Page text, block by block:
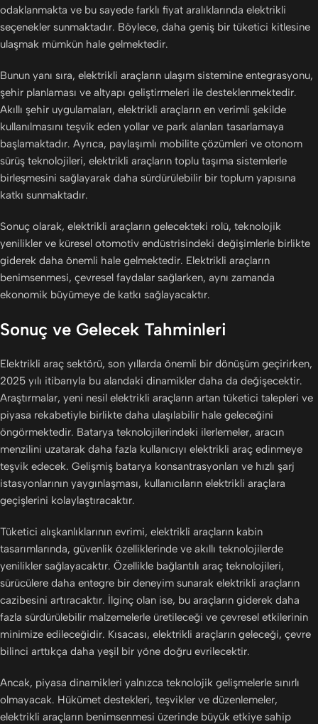
odaklanmakta ve bu sayede farklı fiyat aralıklarında elektrikli
seçenekler sunmaktadır. Böylece, daha geniş bir tüketici kitlesine
ulaşmak mümkün hale gelmektedir.
Bunun yanı sıra, elektrikli araçların ulaşım sistemine entegrasyonu,
şehir planlaması ve altyapı geliştirmeleri ile desteklenmektedir.
Akıllı şehir uygulamaları, elektrikli araçların en verimli şekilde
kullanılmasını teşvik eden yollar ve park alanları tasarlamaya
başlamaktadır. Ayrıca, paylaşımlı mobilite çözümleri ve otonom
sürüş teknolojileri, elektrikli araçların toplu taşıma sistemlerle
birleşmesini sağlayarak daha sürdürülebilir bir toplum yapısına
katkı sunmaktadır.
Sonuç olarak, elektrikli araçların gelecekteki rolü, teknolojik
yenilikler ve küresel otomotiv endüstrisindeki değişimlerle birlikte
giderek daha önemli hale gelmektedir. Elektrikli araçların
benimsenmesi, çevresel faydalar sağlarken, aynı zamanda
ekonomik büyümeye de katkı sağlayacaktır.
Sonuç ve Gelecek Tahminleri
Elektrikli araç sektörü, son yıllarda önemli bir dönüşüm geçirirken,
2025 yılı itibarıyla bu alandaki dinamikler daha da değişecektir.
Araştırmalar, yeni nesil elektrikli araçların artan tüketici talepleri ve
piyasa rekabetiyle birlikte daha ulaşılabilir hale geleceğini
öngörmektedir. Batarya teknolojilerindeki ilerlemeler, aracın
menzilini uzatarak daha fazla kullanıcıyı elektrikli araç edinmeye
teşvik edecek. Gelişmiş batarya konsantrasyonları ve hızlı şarj
istasyonlarının yaygınlaşması, kullanıcıların elektrikli araçlara
geçişlerini kolaylaştıracaktır.
Tüketici alışkanlıklarının evrimi, elektrikli araçların kabin
tasarımlarında, güvenlik özelliklerinde ve akıllı teknolojilerde
yenilikler sağlayacaktır. Özellikle bağlantılı araç teknolojileri,
sürücülere daha entegre bir deneyim sunarak elektrikli araçların
cazibesini artıracaktır. İlginç olan ise, bu araçların giderek daha
fazla sürdürülebilir malzemelerle üretileceği ve çevresel etkilerinin
minimize edileceğidir. Kısacası, elektrikli araçların geleceği, çevre
bilinci arttıkça daha yeşil bir yöne doğru evrilecektir.
Ancak, piyasa dinamikleri yalnızca teknolojik gelişmelerle sınırlı
olmayacak. Hükümet destekleri, teşvikler ve düzenlemeler,
elektrikli araçların benimsenmesi üzerinde büyük etkiye sahip